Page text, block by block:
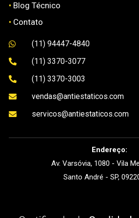
• Blog Técnico
• Contato
 (11) 94447-4840
 (11) 3370-3077
 (11) 3370-3003
 vendas@antiestaticos.com
 servicos@antiestaticos.com
Endereço:
Av. Varsóvia, 1080 - Vila
Santo André - SP,